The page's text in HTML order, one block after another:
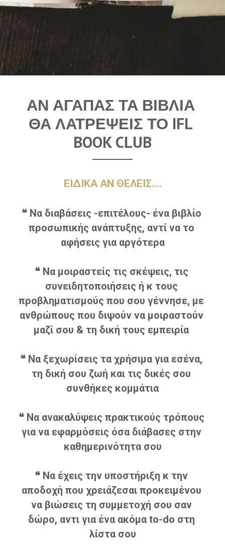
ΑΝ ΑΓΑΠΑΣ ΤΑ ΒΙΒΛΙΑ
ΘΑ ΛΑΤΡΕΨΕΙΣ ΤΟ IFL
BOOK CLUB
ΕΙΔΙΚΑ ΑΝ ΘΕΛΕΙΣ....
❝ Να διαβάσεις -επιτέλους- ένα βιβλίο
προσωπικής ανάπτυξης, αντί να το
αφήσεις για αργότερα
❝ Να μοιραστείς τις σκέψεις, τις
συνειδητοποιήσεις ή κ τους
προβληματισμούς που σου γέννησε, με
ανθρώπους που διψούν να μοιραστούν
μαζί σου & τη δική τους εμπειρία
❝ Να ξεχωρίσεις τα χρήσιμα για εσένα,
τη δική σου ζωή και τις δικές σου
συνθήκες κομμάτια
❝ Να ανακαλύψεις πρακτικούς τρόπους
για να εφαρμόσεις όσα διάβασες στην
καθημερινότητα σου
❝ Να έχεις την υποστήριξη κ την
αποδοχή που χρειάζεσαι προκειμένου
να βιώσεις τη συμμετοχή σου σαν
δώρο, αντι για ένα ακόμα to-do στη
λίστα σου